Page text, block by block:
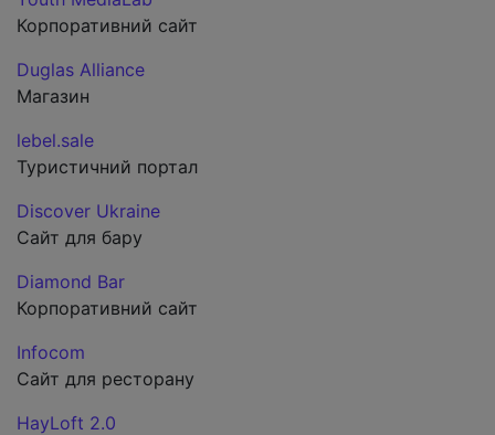
Корпоративний сайт
Duglas Alliance
Магазин
lebel.sale
Туристичний портал
Discover Ukraine
Сайт для бару
Diamond Bar
Корпоративний сайт
Infocom
Сайт для ресторану
HayLoft 2.0